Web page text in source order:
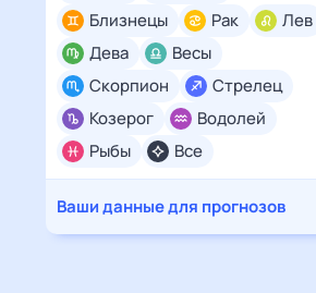
Все
Близнецы
Рак
Лев
Дева
Весы
Скорпион
Стрелец
Козерог
Водолей
Рыбы
Ваши данные для прогнозов